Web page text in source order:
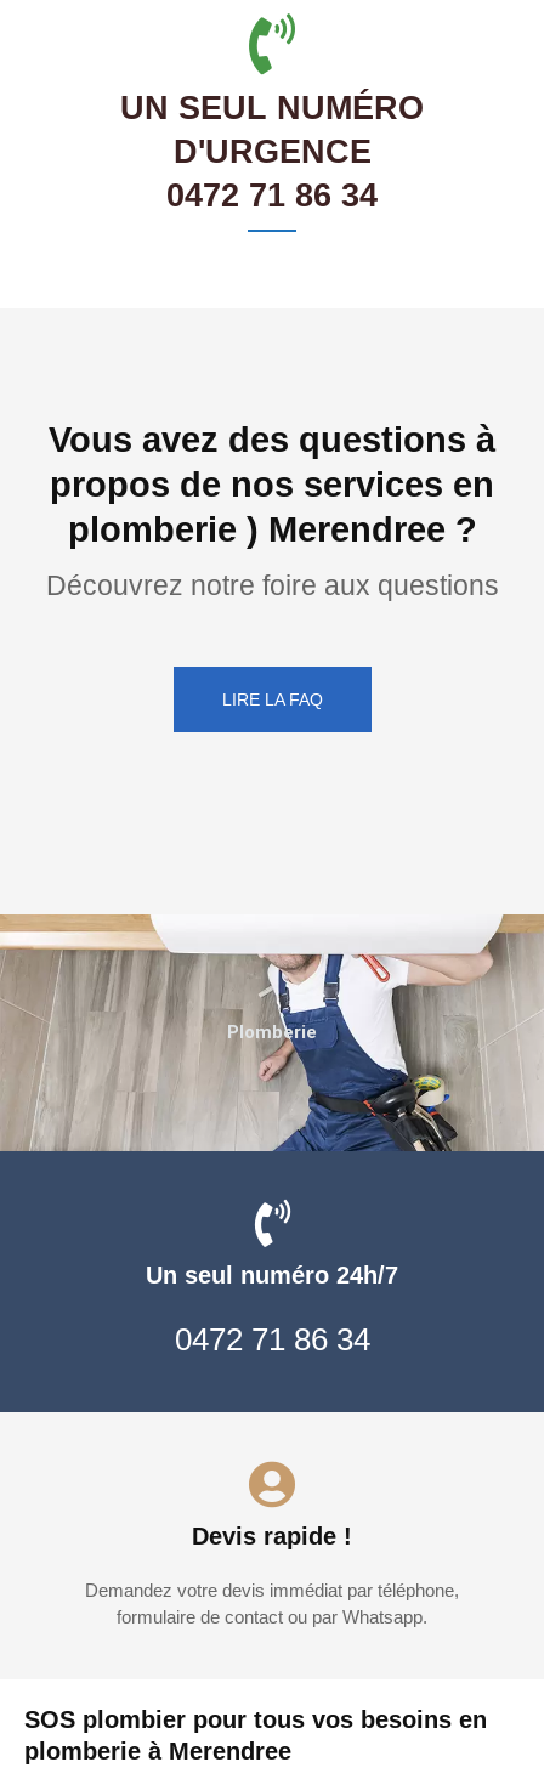
UN SEUL NUMÉRO
D'URGENCE
0472 71 86 34
Vous avez des questions à
propos de nos services en
plomberie ) Merendree ?
Découvrez notre foire aux questions
LIRE LA FAQ
SOS plombier pour tous vos besoins en
plomberie à Merendree
Un seul numéro 24h/7
0472 71 86 34
Devis rapide !
Demandez votre devis immédiat par téléphone,
formulaire de contact ou par Whatsapp.
Plomberie